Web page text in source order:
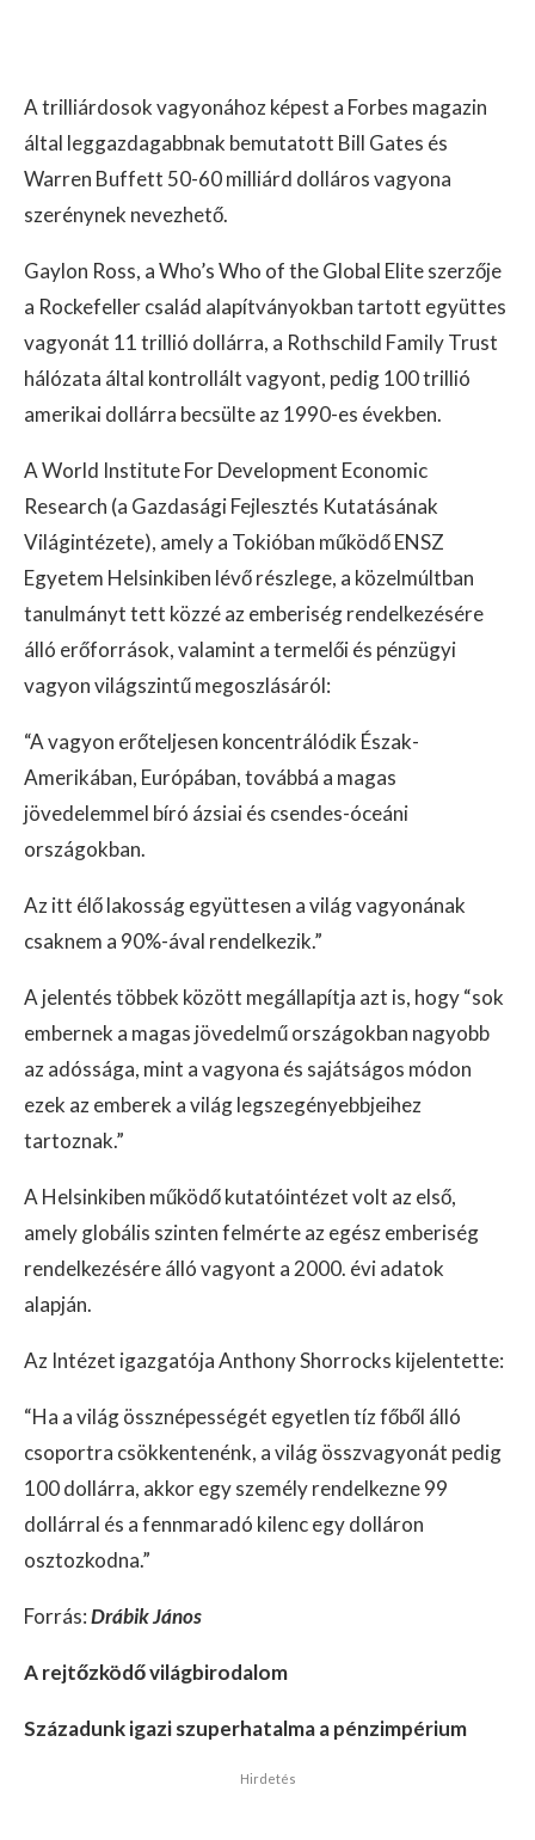
A trilliárdosok vagyonához képest a Forbes magazin
által leggazdagabbnak bemutatott Bill Gates és
Warren Buffett 50-60 milliárd dolláros vagyona
szerénynek nevezhető.
Gaylon Ross, a Who’s Who of the Global Elite szerzője
a Rockefeller család alapítványokban tartott együttes
vagyonát 11 trillió dollárra, a Rothschild Family Trust
hálózata által kontrollált vagyont, pedig 100 trillió
amerikai dollárra becsülte az 1990-es években.
A World Institute For Development Economic
Research (a Gazdasági Fejlesztés Kutatásának
Világintézete), amely a Tokióban működő ENSZ
Egyetem Helsinkiben lévő részlege, a közelmúltban
tanulmányt tett közzé az emberiség rendelkezésére
álló erőforrások, valamint a termelői és pénzügyi
vagyon világszintű megoszlásáról:
“A vagyon erőteljesen koncentrálódik Észak-
Amerikában, Európában, továbbá a magas
jövedelemmel bíró ázsiai és csendes-óceáni
országokban.
Az itt élő lakosság együttesen a világ vagyonának
csaknem a 90%-ával rendelkezik.”
A jelentés többek között megállapítja azt is, hogy “sok
embernek a magas jövedelmű országokban nagyobb
az adóssága, mint a vagyona és sajátságos módon
ezek az emberek a világ legszegényebbjeihez
tartoznak.”
A Helsinkiben működő kutatóintézet volt az első,
amely globális szinten felmérte az egész emberiség
rendelkezésére álló vagyont a 2000. évi adatok
alapján.
Az Intézet igazgatója Anthony Shorrocks kijelentette:
“Ha a világ össznépességét egyetlen tíz főből álló
csoportra csökkentenénk, a világ összvagyonát pedig
100 dollárra, akkor egy személy rendelkezne 99
dollárral és a fennmaradó kilenc egy dolláron
osztozkodna.”
Forrás:Drábik János
A rejtőzködő világbirodalom
Századunk igazi szuperhatalma a pénzimpérium
Hirdetés